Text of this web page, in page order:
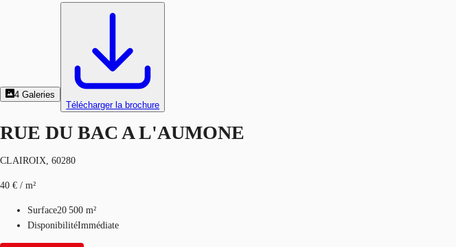
4 Galeries
Télécharger la brochure
RUE DU BAC A L'AUMONE
CLAIROIX, 60280
40 € / m²
Surface20 500 m²
DisponibilitéImmédiate